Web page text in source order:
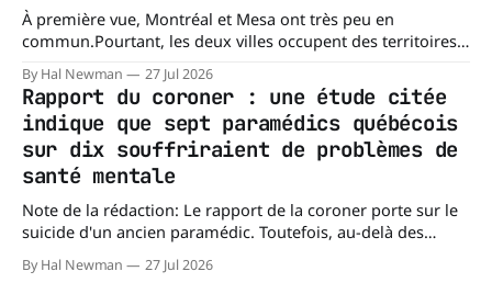
À première vue, Montréal et Mesa ont très peu en
commun.Pourtant, les deux villes occupent des territoires
(138,7 milles carrés), alors que l'île de Montréal s'étend sur
près de 499 km². La différence n'est
By Hal Newman 27 Jul 2026
Rapport du coroner : une étude citée
indique que sept paramédics québécois
sur dix souffriraient de problèmes de
santé mentale
Note de la rédaction: Le rapport de la coroner porte sur le
suicide d'un ancien paramédic. Toutefois, au-delà des
une question plus large : les blessures psychologiques chez
By Hal Newman 27 Jul 2026